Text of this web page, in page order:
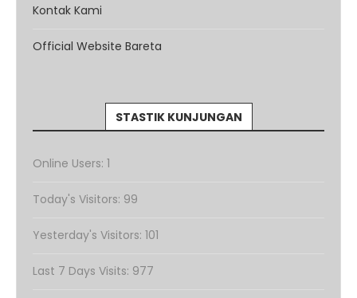
Kontak Kami
Official Website Bareta
STASTIK KUNJUNGAN
Online Users: 1
Today's Visitors: 99
Yesterday's Visitors: 101
Last 7 Days Visits: 977